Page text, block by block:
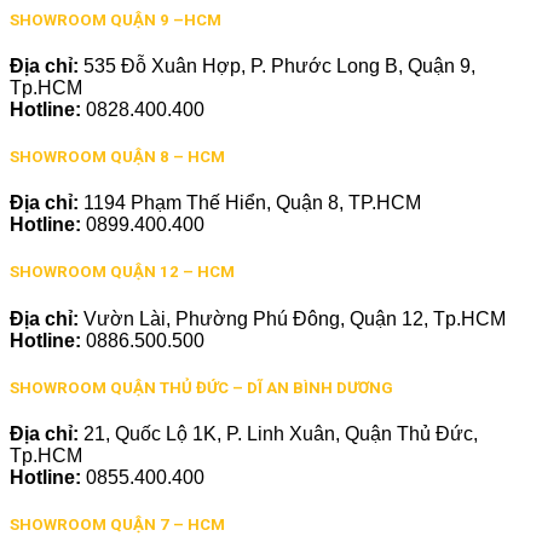
SHOWROOM QUẬN 9 –HCM
Địa chỉ: 535 Đỗ Xuân Hợp, P. Phước Long B, Quận 9,
Tp.HCM
Hotline: 0828.400.400
SHOWROOM QUẬN 8 – HCM
Địa chỉ: 1194 Phạm Thế Hiển, Quận 8, TP.HCM
Hotline: 0899.400.400
SHOWROOM QUẬN 12 – HCM
Địa chỉ: Vườn Lài, Phường Phú Đông, Quận 12, Tp.HCM
Hotline: 0886.500.500
SHOWROOM QUẬN THỦ ĐỨC – DĨ AN BÌNH DƯƠNG
Địa chỉ: 21, Quốc Lộ 1K, P. Linh Xuân, Quận Thủ Đức,
Tp.HCM
Hotline: 0855.400.400
SHOWROOM QUẬN 7 – HCM